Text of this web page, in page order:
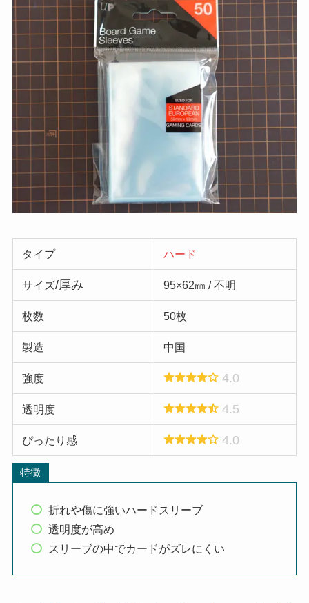
タイプ ハード
サイズ/厚み 95×62㎜ / 不明
枚数 50枚
製造 中国
強度 4.0
透明度 4.5
ぴったり感 4.0
特徴
折れや傷に強いハードスリーブ
透明度が高め
スリーブの中でカードがズレにくい